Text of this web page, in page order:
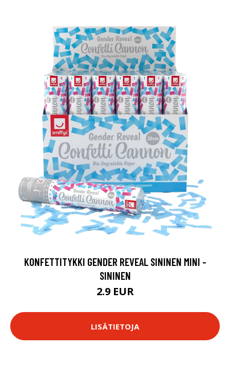
KONFETTITYKKI GENDER REVEAL SININEN MINI -
SININEN
2.9 EUR
LISÄTIETOJA